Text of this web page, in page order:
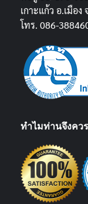
เกาะแก้ว อ.เมือง
โทร. 086-
ทำไมท่านจึงคว